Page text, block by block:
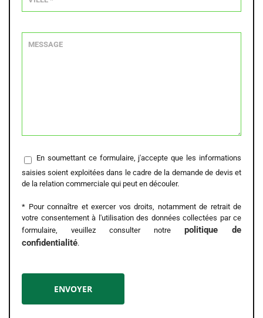
En soumettant ce formulaire, j'accepte que les informations
saisies soient exploitées dans le cadre de la demande de devis et
de la relation commerciale qui peut en découler.
* Pour connaître et exercer vos droits, notamment de retrait de
votre consentement à l'utilisation des données collectées par ce
formulaire, veuillez consulter notre politique de
confidentialité.